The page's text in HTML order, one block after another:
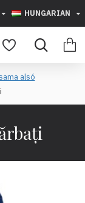
HUNGARIAN
alsó